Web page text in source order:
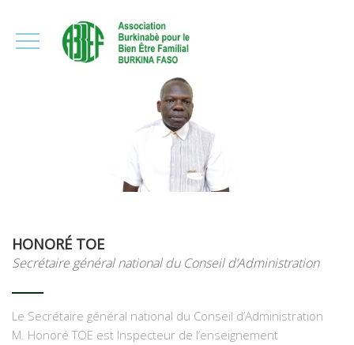
HONORÉ TOE
Secrétaire général national du Conseil d’Administration
Le Secrétaire général national du Conseil d’Administration
M. Honoré TOE est Inspecteur de l’enseignement